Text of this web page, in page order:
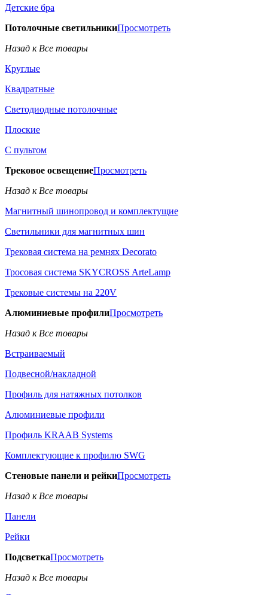
Детские бра
Потолочные светильникиПросмотреть
Назад к Все товары
Круглые
Квадратные
Светодиодные потолочные
Плоские
С пультом
Трековое освещениеПросмотреть
Назад к Все товары
Магнитный шинопровод и комплектущие
Светильники для магнитных шин
Трековая система на ремнях Decorato
Тросовая система SKYCROSS ArteLamp
Трековые системы на 220V
Алюминиевые профилиПросмотреть
Назад к Все товары
Встраиваемый
Подвесной/накладной
Профиль для натяжных потолков
Алюминиевые профили
Профиль KRAAB Systems
Комплектующие к профилю SWG
Стеновые панели и рейкиПросмотреть
Назад к Все товары
Панели
Рейки
ПодсветкаПросмотреть
Назад к Все товары